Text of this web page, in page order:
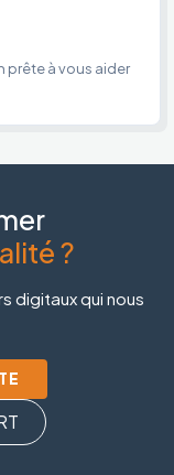
prête à vous aider
?
digitaux qui nous